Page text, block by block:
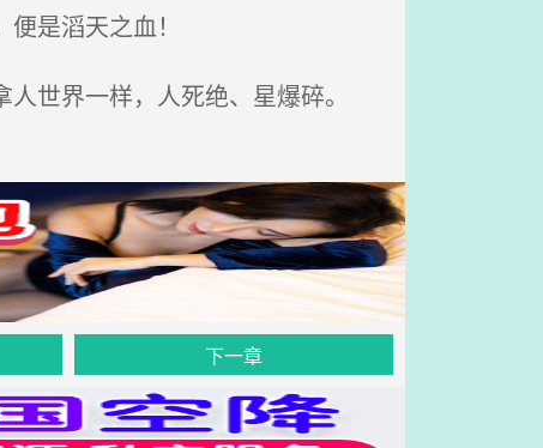
是滔天之血！
世界一样，人死绝、星爆碎。
下一章